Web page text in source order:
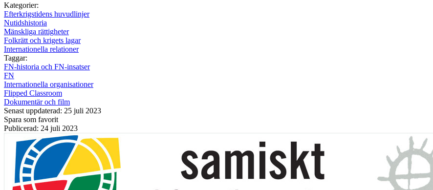
Kategorier:
Efterkrigstidens huvudlinjer
Nutidshistoria
Mänskliga rättigheter
Folkrätt och krigets lagar
Internationella relationer
Taggar:
FN-historia och FN-insatser
FN
Internationella organisationer
Flipped Classroom
Dokumentär och film
Senast uppdaterad: 25 juli 2023
Spara som favorit
Publicerad: 24 juli 2023